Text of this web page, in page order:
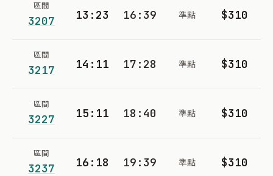
區間
3207 13:23 16:39 準點 $310
區間
3217 14:11 17:28 準點 $310
區間
3227 15:11 18:40 準點 $310
區間
3237 16:18 19:39 準點 $310